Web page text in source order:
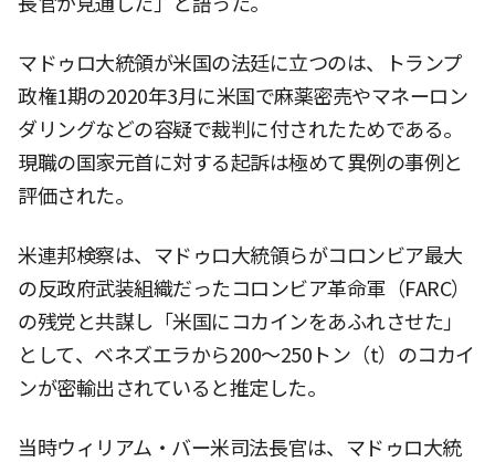
マドゥロ大統領が米国の法廷に立つのは、トランプ
政権1期の2020年3月に米国で麻薬密売やマネーロン
ダリングなどの容疑で裁判に付されたためである。
現職の国家元首に対する起訴は極めて異例の事例と
評価された。
米連邦検察は、マドゥロ大統領らがコロンビア最大
の反政府武装組織だったコロンビア革命軍（FARC）
の残党と共謀し「米国にコカインをあふれさせた」
として、ベネズエラから200〜250トン（t）のコカイ
ンが密輸出されていると推定した。
当時ウィリアム・バー米司法長官は、マドゥロ大統